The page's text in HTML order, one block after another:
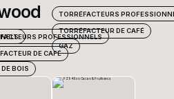
PROFESSIONNELS
DE CAFÉ
DE BOIS
TORRÉFACTEURS
TORRÉFACTEUR DE CAFÉ
GAZ